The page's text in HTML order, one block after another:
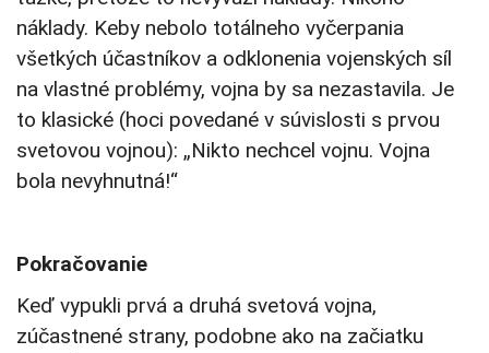
náklady. Keby nebolo totálneho vyčerpania
všetkých účastníkov a odklonenia vojenských síl
na vlastné problémy, vojna by sa nezastavila. Je
to klasické (hoci povedané v súvislosti s prvou
svetovou vojnou): „Nikto nechcel vojnu. Vojna
bola nevyhnutná!“
Pokračovanie
Keď vypukli prvá a druhá svetová vojna,
zúčastnené strany, podobne ako na začiatku